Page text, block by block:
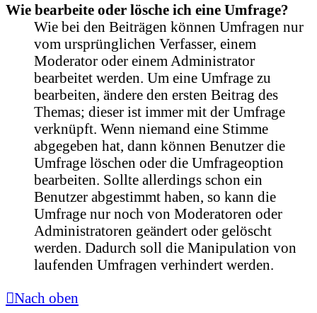
Wie bearbeite oder lösche ich eine Umfrage?
Wie bei den Beiträgen können Umfragen nur
vom ursprünglichen Verfasser, einem
Moderator oder einem Administrator
bearbeitet werden. Um eine Umfrage zu
bearbeiten, ändere den ersten Beitrag des
Themas; dieser ist immer mit der Umfrage
verknüpft. Wenn niemand eine Stimme
abgegeben hat, dann können Benutzer die
Umfrage löschen oder die Umfrageoption
bearbeiten. Sollte allerdings schon ein
Benutzer abgestimmt haben, so kann die
Umfrage nur noch von Moderatoren oder
Administratoren geändert oder gelöscht
werden. Dadurch soll die Manipulation von
laufenden Umfragen verhindert werden.
Nach oben